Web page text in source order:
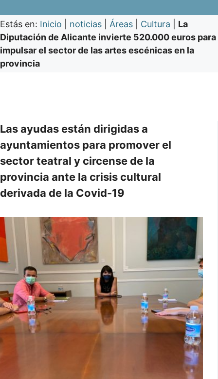
Estás en: Inicio noticias Áreas Cultura
La
Diputación de Alicante invierte 520.000 euros para
impulsar el sector de las artes escénicas en la
provincia
Las ayudas están dirigidas a
ayuntamientos para promover el
sector teatral y circense de la
provincia ante la crisis cultural
derivada de la Covid-19